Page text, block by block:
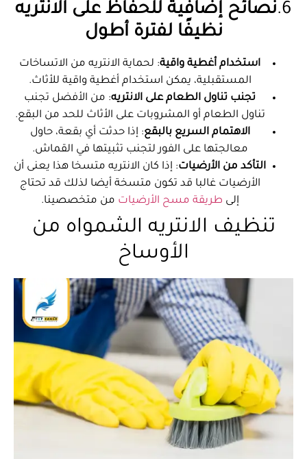
6. نصائح إضافية للحفاظ على الانتريه
نظيفًا لفترة أطول
استخدام أغطية واقية: لحماية الانتريه من الاتساخات
المستقبلية، يمكن استخدام أغطية واقية للأثاث.
تجنب تناول الطعام على الانتريه: من الأفضل تجنب
تناول الطعام أو المشروبات على الأثاث للحد من البقع.
الاهتمام السريع بالبقع: إذا حدثت أي بقعة، حاول
معالجتها على الفور لتجنب تثبيتها في القماش.
التأكد من الأرضيات: إذا كان الانتريه متسخا هذا يعنى أن
الأرضيات غالبا قد تكون متسخة أيضا لذلك قد تحتاج
إلى طريقة مسح الأرضيات من متخصصينا.
تنظيف الانتريه الشمواه من
الأوساخ